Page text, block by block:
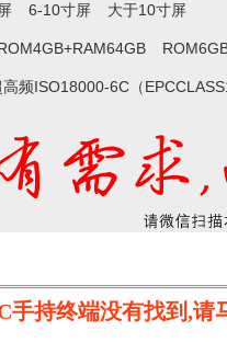
6-10寸屏 大于10寸屏
高频ISO18000-6C（
手持终端没有找到,